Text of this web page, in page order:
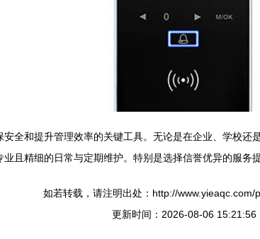
全和提升管理效率的关键工具。无论是在企业、学校
且精细的日常与定期维护。特别是选择信誉优异的服务
如若转载，请注明出处：http://www.yieaqc.com/
更新时间：2026-08-06 15:21:56